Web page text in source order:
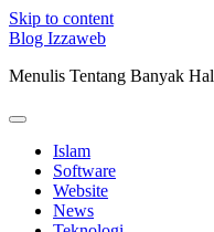
Skip to content
Blog Izzaweb
Menulis Tentang Banyak Hal
Islam
Software
Website
News